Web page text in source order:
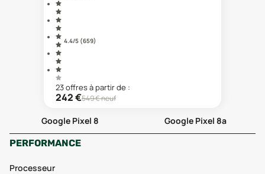
4.4/5 (659)
23offresà partir de :
242€549€ neuf
Google Pixel 8
Google Pixel 8a
PERFORMANCE
Processeur